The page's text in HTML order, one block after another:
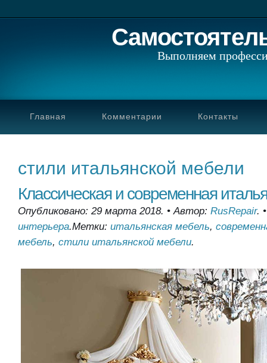
Выполняем
Главная Комментарии Контакты
стили итальянской мебели
Классическая и современная
Опубликовано: 29 марта 2018. •Автор: RusRepair.
интерьера.Метки: итальянская мебель,
мебель, стили итальянской мебели.